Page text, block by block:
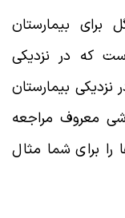
برای بیمارستان
که در نزدیکی
نزدیکی بیمارستان
معروف مراجعه
را برای شما مثال